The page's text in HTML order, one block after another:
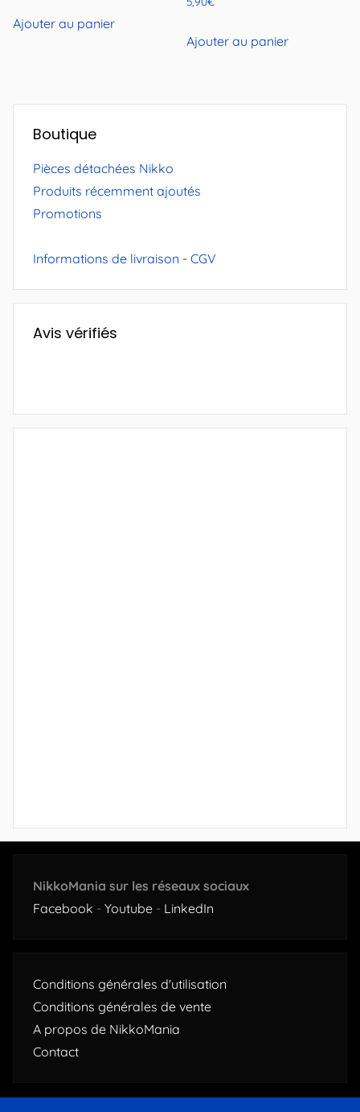
Ajouter au panier
Ajouter au panier
Boutique
Pièces détachées Nikko
Produits récemment ajoutés
Promotions
Informations de livraison - CGV
Avis vérifiés
NikkoMania sur les réseaux sociaux
Facebook - Youtube - LinkedIn
Conditions générales d'utilisation
Conditions générales de vente
A propos de NikkoMania
Contact